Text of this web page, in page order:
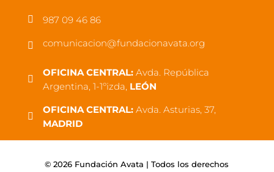
 987 09 46 86
 comunicacion@fundacionavata.org

OFICINA CENTRAL: Avda. República
Argentina, 1-1ºizda, LEÓN

OFICINA CENTRAL:Avda. Asturias, 37,
MADRID
© 2026 Fundación Avata | Todos los derechos